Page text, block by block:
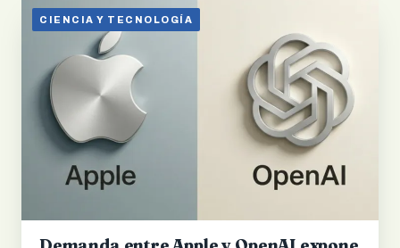
CIENCIA Y TECNOLOGÍA